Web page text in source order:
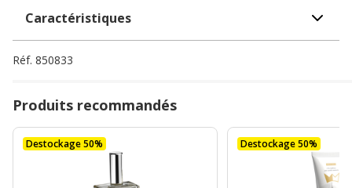
Caractéristiques
Réf. 850833
Produits recommandés
Destockage 50% Destockage 50%